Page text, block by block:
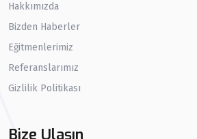
Hakkımızda
Bizden Haberler
Eğitmenlerimiz
Referanslarımız
Gizlilik Politikası
Bize Ulaşın